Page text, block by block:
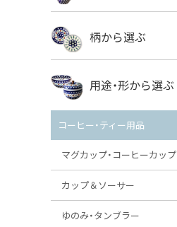
ボレス
VENA
ミレナ
柄から選ぶ
ボレス
用途・形から選ぶ
コーヒー・ティー用品
マグカップ・コーヒーカップ
カップ＆ソーサー
ゆのみ・タンブラー